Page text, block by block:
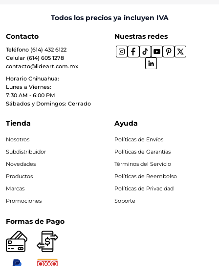
Todos los precios ya incluyen IVA
Contacto
Teléfono (614) 432 6122
Celular (614) 605 1278
contacto@lideart.com.mx
Horario Chihuahua:
Lunes a Viernes:
7:30 AM - 6:00 PM
Sábados y Domingos: Cerrado
Nuestras redes
Tienda
Nosotros
Subdistribuidor
Novedades
Productos
Marcas
Promociones
Ayuda
Políticas de Envíos
Políticas de Garantías
Términos del Servicio
Políticas de Reembolso
Políticas de Privacidad
Soporte
Formas de Pago